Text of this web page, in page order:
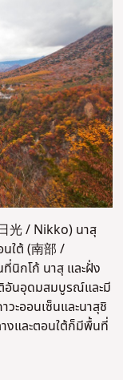
光 / Nikko) นาสุ
ใต้ (南部 /
นิกโก้ นาสุ และฝั่ง
อันอุดมสมบูรณ์และมี
ะออนเซ็นและนาสุชิ
งและตอนใต้ก็มีพื้นที่